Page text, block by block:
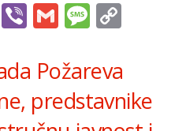
WhatsApp
ViberGmail
Požareva
predstavnike